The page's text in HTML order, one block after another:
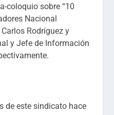
coloquio sobre “10
Nacional
Rodríguez y
y Jefe de Información
de este sindicato hace